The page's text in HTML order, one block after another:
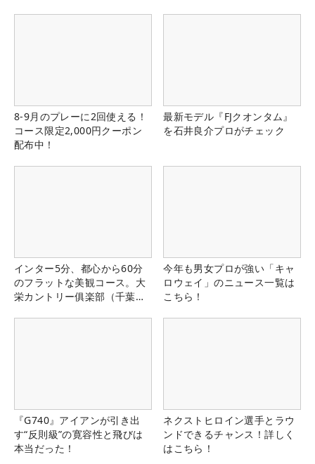
8-9月のプレーに2回使える！
コース限定2,000円クーポン
配布中！
最新モデル『FJクオンタム』
を石井良介プロがチェック
インター5分、都心から60分
のフラットな美観コース。大
栄カントリー俱楽部（千葉
今年も男女プロが強い「キャ
ロウェイ」のニュース一覧は
こちら！
『G740』アイアンが引き出
す“反則級”の寛容性と飛びは
本当だった！
ネクストヒロイン選手とラウ
ンドできるチャンス！詳しく
はこちら！